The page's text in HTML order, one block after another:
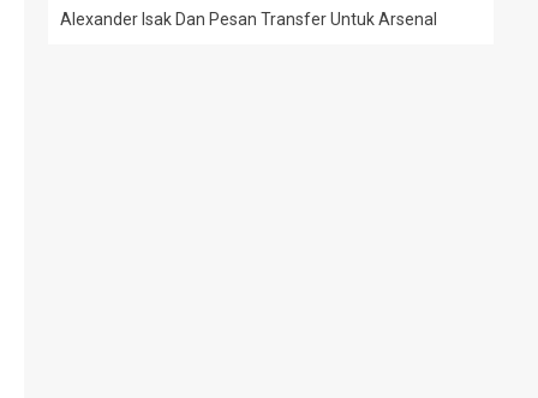
Alexander Isak Dan Pesan Transfer Untuk Arsenal